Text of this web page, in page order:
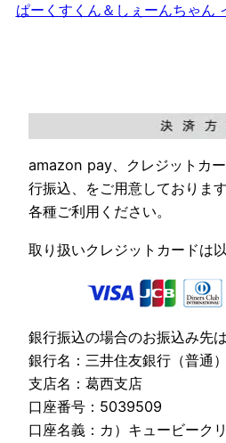
ぱーくすくん＆しぇーんちゃん
amazon pay、クレジットカ
行振込、をご用意しておりま
各種ご利用ください。
取り扱いクレジットカードは
銀行振込の場合のお振込み先
銀行名：三井住友銀行（普通）
支店名：葛西支店
口座番号：5039509
口座名義：カ）キュービーク